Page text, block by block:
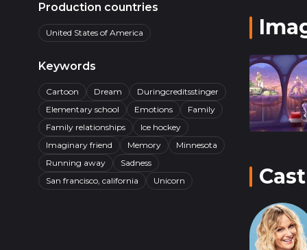
Production countries
United States of America
Keywords
Cartoon Dream
Duringcreditsstinger
Elementary school
Emotions
Family
Family relationships
Ice hockey
Imaginary friend
Memory
Minnesota
Running away
Sadness
San francisco, california
Unicorn Cast